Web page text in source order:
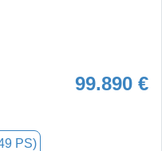
99.890 €
PS)